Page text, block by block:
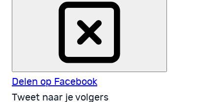
Delen op Facebook
Tweet naar je volgers